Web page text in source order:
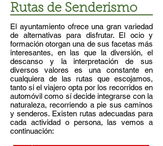
Rutas de Senderismo
El ayuntamiento ofrece una gran variedad
de alternativas para disfrutar. El ocio y
formación otorgan una de sus facetas más
interesantes, en las que la diversión, el
descanso y la interpretación de sus
diversos valores es una constante en
cualquiera de las rutas que escojamos,
tanto si el viajero opta por los recorridos en
automóvil como sí decide integrarse con la
naturaleza, recorriendo a pie sus caminos
y senderos. Existen rutas adecuadas para
cada actividad o persona, las vemos a
continuación: